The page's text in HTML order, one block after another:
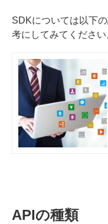
SDKについては以下
考にしてみてください
APIの種類